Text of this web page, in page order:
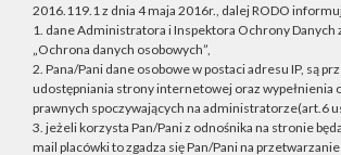
2016.119.1 z dnia 4 maja 2016r., dalej RODO
1. dane Administratora i Inspektora Ochrony Danych
„Ochrona danych osobowych”,
2. Pana/Pani dane osobowe w postaci adresu IP, są
udostępniania strony internetowej oraz wypełnienia
prawnych spoczywających na administratorze(art.6
3. jeżeli korzysta Pan/Pani z odnośnika na stronie
mail placówki to zgadza się Pan/Pani na